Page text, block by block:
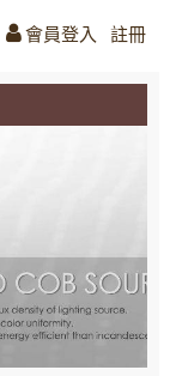
會員登入 註冊